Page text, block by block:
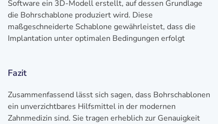
Software ein 3D-Modell erstellt, auf dessen Grundlage
die Bohrschablone produziert wird. Diese
maßgeschneiderte Schablone gewährleistet, dass die
Implantation unter optimalen Bedingungen erfolgt
Fazit
Zusammenfassend lässt sich sagen, dass Bohrschablonen
ein unverzichtbares Hilfsmittel in der modernen
Zahnmedizin sind. Sie tragen erheblich zur Genauigkeit